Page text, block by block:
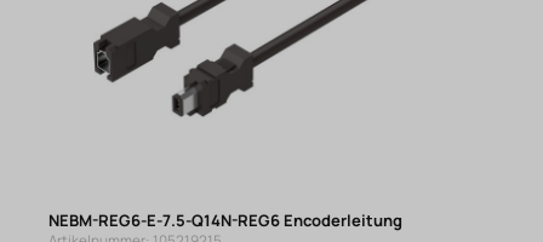
NEBM-REG6-E-7.5-Q14N-REG6 Encoderleitung